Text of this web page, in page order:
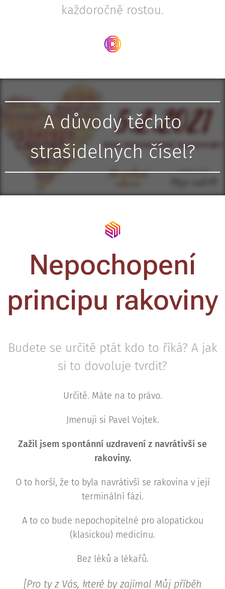
každoročně rostou.
A důvody těchto
strašidelných čísel?
Nepochopení
principu rakoviny
Budete se určitě ptát kdo to říká? A jak
si to dovoluje tvrdit?
Určitě. Máte na to právo.
Jmenuji si Pavel Vojtek.
Zažil jsem spontánní uzdravení z navrátivší se
rakoviny.
O to horší, že to byla navrátivší se rakovina v její
terminální fázi.
A to co bude nepochopitelné pro alopatickou
(klasickou) medicínu.
Bez léků a lékařů.
[Pro ty z Vás, které by zajímal Můj příběh